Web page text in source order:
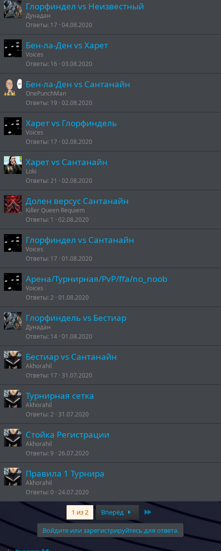
Глорфиндел vs Неизвестный
Дунадан
Ответы 17 04.08.2020
Бен-ла-Ден vs Харет
Voices
Ответы 16 03.08.2020
Бен-ла-Ден vs Сантанайн
OnePunchMan
Ответы 19 02.08.2020
Харет vs Глорфиндель
Voices
Ответы 17 02.08.2020
Харет vs Сантанайн
Loki
Ответы 21 02.08.2020
Долен версус Сантанайн
Killer Queen Requiem
Ответы 1 02.08.2020
Глорфиндел vs Сантанайн
Voices
Ответы 17 01.08.2020
Арена/Турнирная/PvP/ffa/no_noob
Voices
Ответы 2 01.08.2020
Глорфиндель vs Бестиар
Дунадан
Ответы 14 01.08.2020
Бестиар vs Сантанайн
Akhorahil
Ответы 17 31.07.2020
Турнирная сетка
Akhorahil
Ответы 2 31.07.2020
Стойка Регистрации
Akhorahil
Ответы 9 26.07.2020
Правила 1 Турнира
Akhorahil
Ответы 0 24.07.2020
1 из 2 Вперёд
Войдите или зарегистрируйтесь для ответа.